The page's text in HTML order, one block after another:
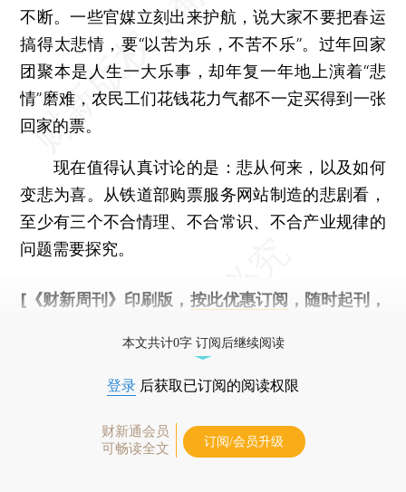
不断。一些官媒立刻出来护航，说大家不要把春运
搞得太悲情，要“以苦为乐，不苦不乐”。过年回家
团聚本是人生一大乐事，却年复一年地上演着“悲
情”磨难，农民工们花钱花力气都不一定买得到一张
回家的票。
现在值得认真讨论的是：悲从何来，以及如何
变悲为喜。从铁道部购票服务网站制造的悲剧看，
至少有三个不合情理、不合常识、不合产业规律的
问题需要探究。
[《财新周刊》印刷版， 按此优惠订阅 ，随时起刊，
本文共计0字 订阅后继续阅读
登录 后获取已订阅的阅读权限
财新通会员
可畅读全文
订阅/会员升级